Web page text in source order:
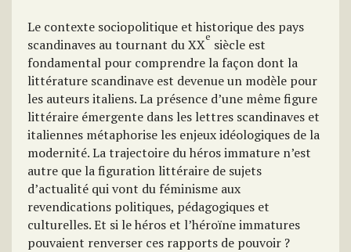
Le contexte sociopolitique et historique des pays
scandinaves au tournant du XXe siècle est
fondamental pour comprendre la façon dont la
littérature scandinave est devenue un modèle pour
les auteurs italiens. La présence d’une même figure
littéraire émergente dans les lettres scandinaves et
italiennes métaphorise les enjeux idéologiques de la
modernité. La trajectoire du héros immature n’est
autre que la figuration littéraire de sujets
d’actualité qui vont du féminisme aux
revendications politiques, pédagogiques et
culturelles. Et si le héros et l’héroïne immatures
pouvaient renverser ces rapports de pouvoir ?